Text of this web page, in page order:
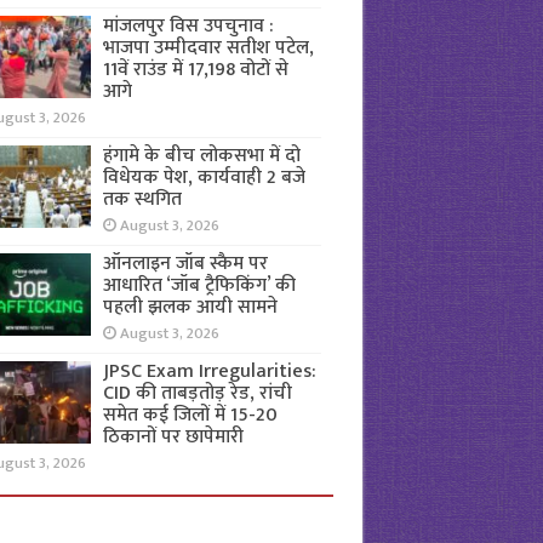
मांजलपुर विस उपचुनाव :
भाजपा उम्मीदवार सतीश पटेल,
11वें राउंड में 17,198 वोटों से
आगे
3, 2026
हंगामे के बीच लोकसभा में दो
विधेयक पेश, कार्यवाही 2 बजे
तक स्थगित
August 3, 2026
ऑनलाइन जॉब स्कैम पर
आधारित ‘जॉब ट्रैफिकिंग’ की
पहली झलक आयी सामने
August 3, 2026
JPSC Exam Irregularities:
CID की ताबड़तोड़ रेड, रांची
समेत कई जिलों में 15-20
ठिकानों पर छापेमारी
3, 2026